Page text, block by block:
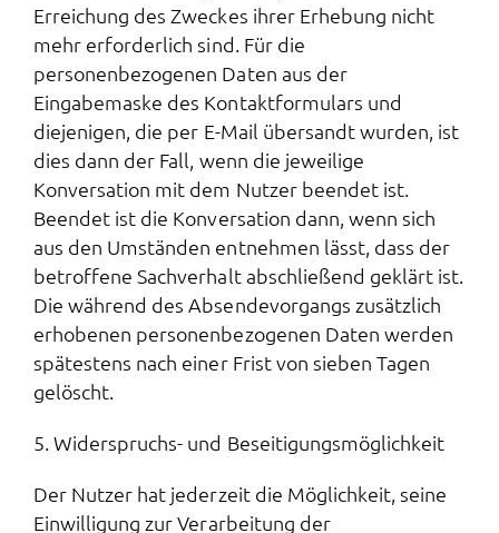
Erreichung des Zweckes ihrer Erhebung nicht
mehr erforderlich sind. Für die
personenbezogenen Daten aus der
Eingabemaske des Kontaktformulars und
diejenigen, die per E-Mail übersandt wurden, ist
dies dann der Fall, wenn die jeweilige
Konversation mit dem Nutzer beendet ist.
Beendet ist die Konversation dann, wenn sich
aus den Umständen entnehmen lässt, dass der
betroffene Sachverhalt abschließend geklärt ist.
Die während des Absendevorgangs zusätzlich
erhobenen personenbezogenen Daten werden
spätestens nach einer Frist von sieben Tagen
gelöscht.
5. Widerspruchs- und Beseitigungsmöglichkeit
Der Nutzer hat jederzeit die Möglichkeit, seine
Einwilligung zur Verarbeitung der